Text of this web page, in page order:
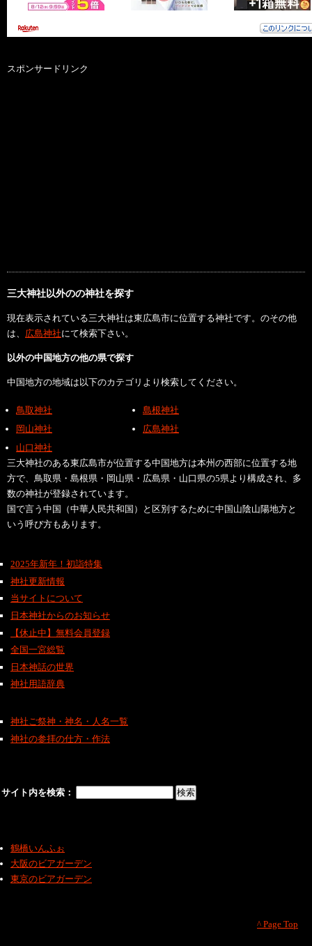
スポンサードリンク
三大神社以外のの神社を探す
現在表示されている三大神社は東広島市に位置する神社です。のその他
は、 広島神社にて検索下さい。
以外の中国地方の他の県で探す
中国地方の地域は以下のカテゴリより検索してください。
鳥取神社
島根神社
岡山神社
広島神社
山口神社
三大神社のある東広島市が位置する中国地方は本州の西部に位置する地
方で、鳥取県・島根県・岡山県・広島県・山口県の5県より構成され、多
数の神社が登録されています。
国で言う中国（中華人民共和国）と区別するために中国山陰山陽地方と
いう呼び方もあります。
2025年新年！初詣特集
神社更新情報
当サイトについて
日本神社からのお知らせ
【休止中】無料会員登録
全国一宮総覧
日本神話の世界
神社用語辞典
神社ご祭神・神名・人名一覧
神社の参拝の仕方・作法
サイト内を検索：
鶴橋いんふぉ
大阪のビアガーデン
東京のビアガーデン
^ Page Top